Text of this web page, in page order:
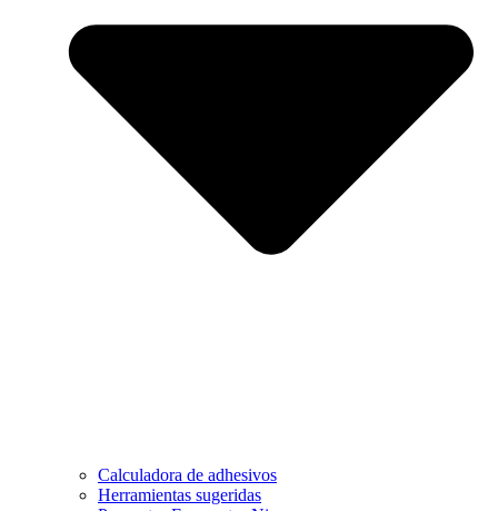
Calculadora de adhesivos
Herramientas sugeridas